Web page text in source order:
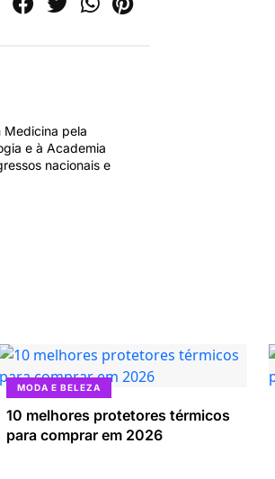
Medicina pela
e à Academia
nacionais e
MODA E BELEZA
10 melhores protetores térmicos
para comprar em 2026